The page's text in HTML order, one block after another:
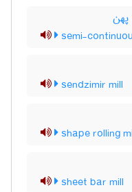
پهن
semi-
sendzimir mill
shape rolling
sheet bar mill